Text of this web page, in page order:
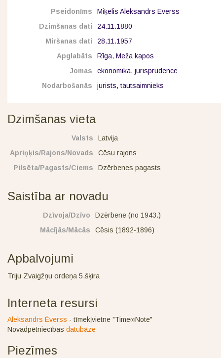
Pseidonīms
Miķelis Aleksandrs Everss
Dzimšanas dati
24.11.1880
Miršanas dati
28.11.1957
Apglabāts
Rīga, Meža kapos
Jomas
ekonomika, jurisprudence
Nodarbošanās
jurists, tautsaimnieks
Dzimšanas vieta
Valsts
Latvija
Apriņķis/Rajons/Novads
Cēsu rajons
Pilsēta/Pagasts/Ciems
Dzērbenes pagasts
Saistība ar novadu
Dzīvoja/Dzīvo
Dzērbene (no 1943.)
Mācījās/Mācās
Cēsis (1892-1896)
Apbalvojumi
Triju Zvaigžņu ordeņa 5.šķira
Interneta resursi
Aleksandrs Ēverss - tīmekļvietne "Time∞Note"
Novadpētniecības datubāze
Piezīmes